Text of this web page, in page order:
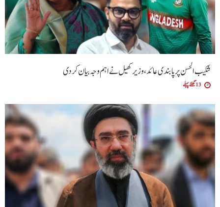
شکیب الحسن پر پابندی عائد، وزیر کھیل نے اہم وجہ بیان کر دی
13 گھنٹے پہلے